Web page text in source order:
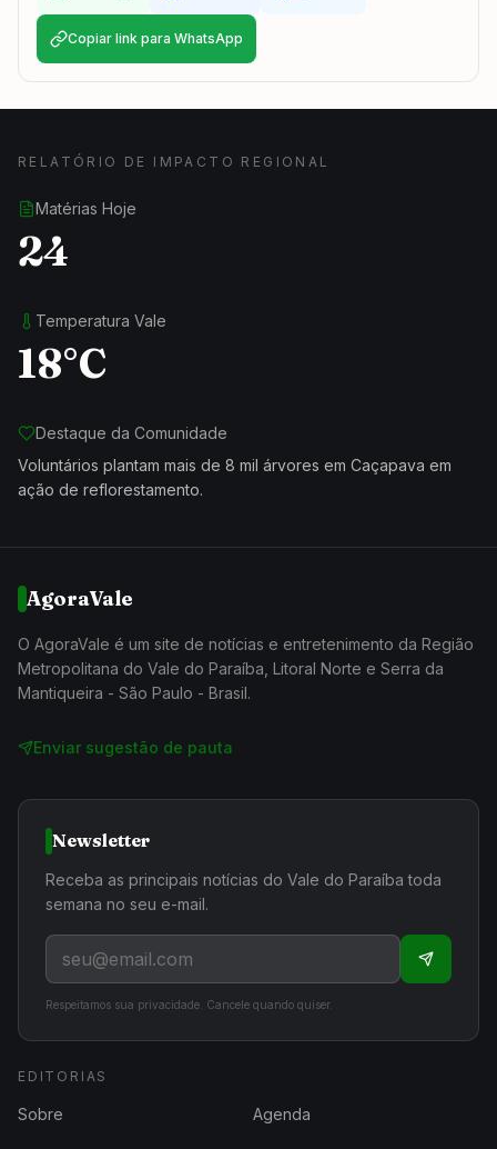
Copiar link para WhatsApp
RELATÓRIO DE IMPACTO REGIONAL
Matérias Hoje
24
Temperatura Vale
18°C
Destaque da Comunidade
Voluntários plantam mais de 8 mil árvores em Caçapava em
ação de reflorestamento.
AgoraVale
O AgoraVale é um site de notícias e entretenimento da Região
Metropolitana do Vale do Paraíba, Litoral Norte e Serra da
Mantiqueira - São Paulo - Brasil.
Enviar sugestão de pauta
Newsletter
Receba as principais notícias do Vale do Paraíba toda
semana no seu e-mail.
Respeitamos sua privacidade. Cancele quando quiser.
EDITORIAS
Sobre Agenda